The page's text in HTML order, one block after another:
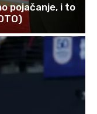
pojačanje, i to